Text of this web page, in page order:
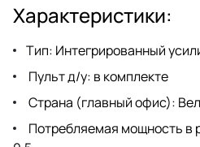
Характеристики:
Тип: Интегрированный
Пульт д/у: в комплекте
Страна (главный офис):
Потребляемая мощность в